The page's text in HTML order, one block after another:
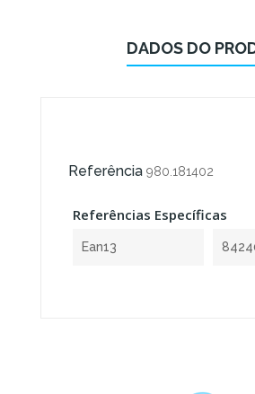
DADOS DO
Referência 980.181402
Referências Específicas
Ean13